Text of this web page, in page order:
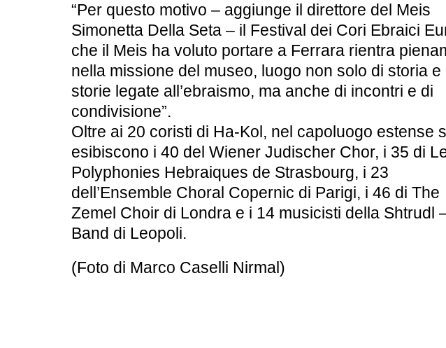
“Per questo motivo – aggiunge il direttore del Meis
Simonetta Della Seta– il Festival dei Cori Ebraici
che il Meis ha voluto portare a Ferrara rientra
nella missione del museo, luogo non solo di storia e
storie legate all’ebraismo, ma anche di incontri e di
condivisione”.
Oltre ai 20 coristi di Ha-Kol, nel capoluogo estense
esibiscono i 40 del Wiener Judischer Chor, i 35 di
Polyphonies Hebraiques de Strasbourg, i 23
dell’Ensemble Choral Copernic di Parigi, i 46 di The
Zemel Choir di Londra e i 14 musicisti della Shtrudl
Band di Leopoli.
(Foto di Marco Caselli Nirmal)